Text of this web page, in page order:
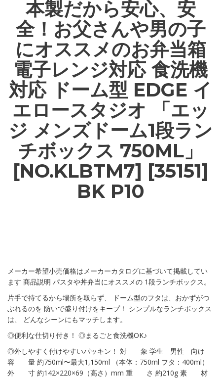
本製だから安心、安
全！お父さんや男の子
にオススメのお弁当箱
電子レンジ対応 食洗機
対応 ドーム型 EDGE イ
エロースタジオ 「エッ
ジ メンズドーム1段ラン
チボックス 750ML」
[NO.KLBTM7] [35151]
BK P10
メーカー希望小売価格はメーカーカタログに基づいて掲載してい
ます 商品説明 パスタや丼弁当にオススメの 1段ランチボックス。
片手で持てるから場所を取らず、 ドーム型のフタは、おかずがつ
ぶれるのを 防いで盛り付けをキープ！ シンプルなランチボックス
は、 どんなシーンにもマッチします。
◎便利な仕切り付き！ ◎まるごと食洗機OK♪
◎外しやすく付けやすいパッキン！ 対 象 学生 男性 向け
容 量 約750ml〜最大1,150ml （本体：750ml フタ：400ml）
外 寸 約142×220×69（高さ）mm 重 さ 約210g 素 材